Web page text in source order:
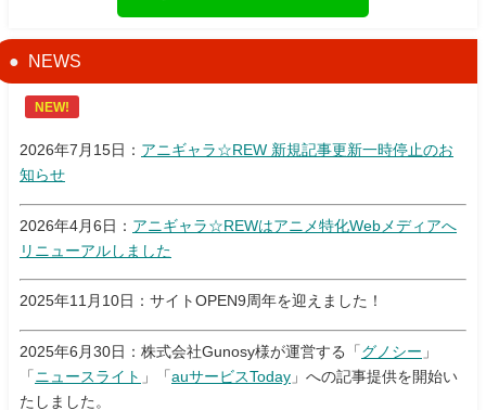
NEWS
NEW!
2026年7月15日： アニギャラ☆REW 新規記事更新一時停止のお
知らせ
2026年4月6日： アニギャラ☆REWはアニメ特化Webメディアへ
リニューアルしました
2025年11月10日：サイトOPEN9周年を迎えました！
2025年6月30日：株式会社Gunosy様が運営する「 グノシー 」
「 ニュースライト 」「 auサービスToday 」への記事提供を開始い
たしました。